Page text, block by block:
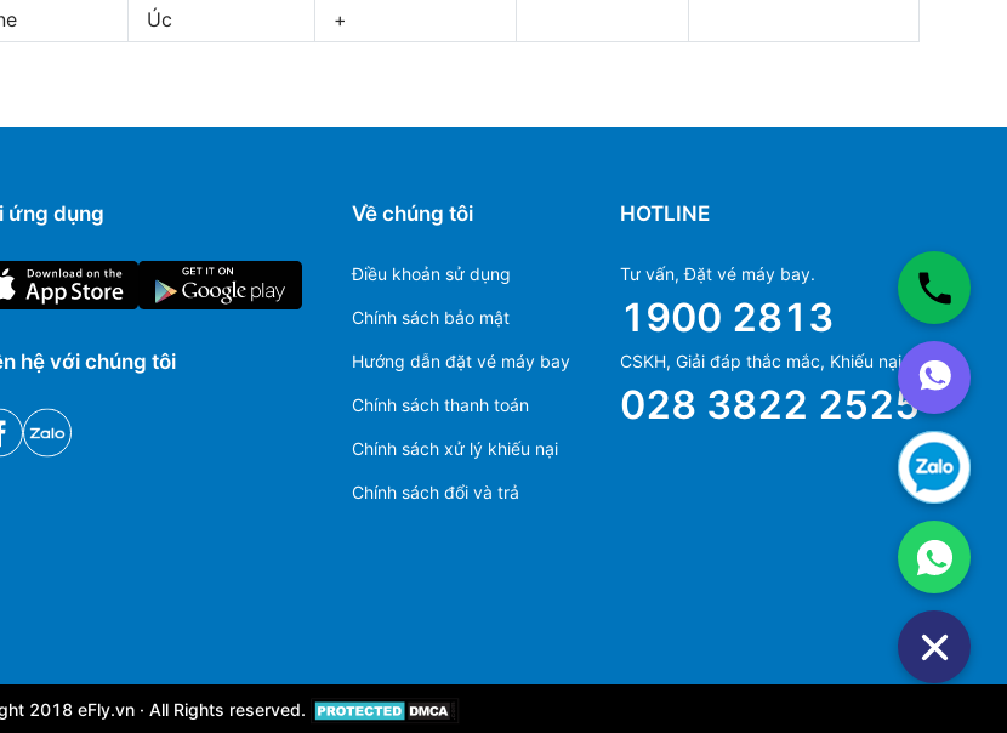
Úc +
ứng dụng
hệ với chúng tôi
Về chúng tôi
Điều khoản sử dụng
Chính sách bảo mật
Hướng dẫn đặt vé máy bay
Chính sách thanh toán
Chính sách xử lý khiếu nại
Chính sách đổi và trả
HOTLINE
Tư vấn, Đặt vé máy bay.
1900 2813
CSKH, Giải đáp thắc mắc, Khiếu nại.
028 3822 2525
2018 eFly.vn · All Rights reserved.
Ms Hằng
(+84) 70 854 1213
Ms Huỳnh